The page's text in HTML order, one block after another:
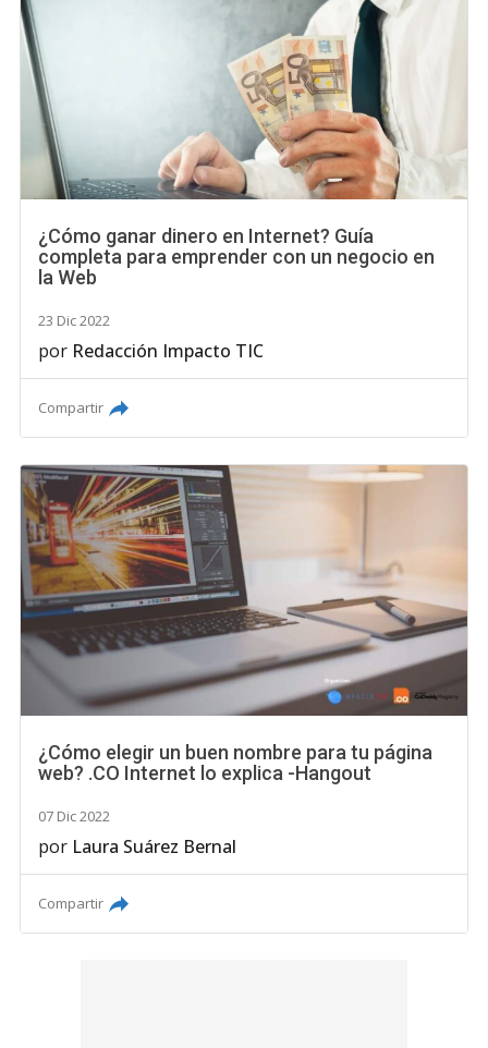
¿Cómo ganar dinero en Internet? Guía
completa para emprender con un negocio en
la Web
23 Dic 2022
por Redacción Impacto TIC
Compartir
¿Cómo elegir un buen nombre para tu página
web? .CO Internet lo explica -Hangout
07 Dic 2022
por Laura Suárez Bernal
Compartir